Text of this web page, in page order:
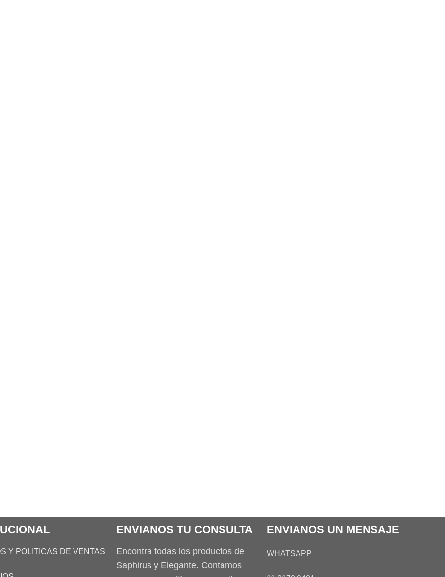
Y POLITICAS DE VENTAS
ENVIANOS TU CONSULTA
Encontra todas los productos de
Saphirus y Elegante. Contamos
ENVIANOS UN MENSAJE
WHATSAPP